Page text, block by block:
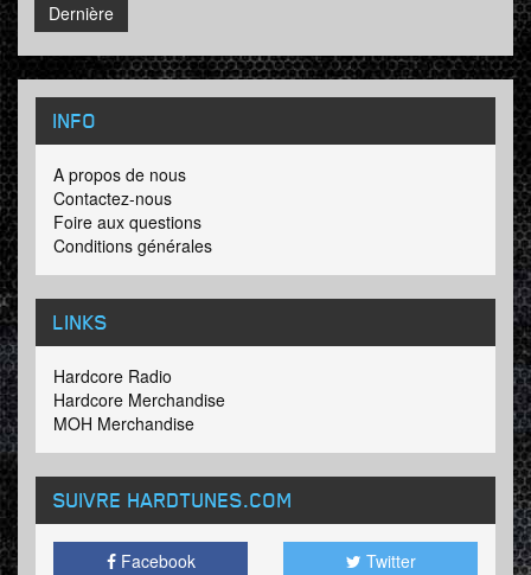
Dernière
INFO
A propos de nous
Contactez-nous
Foire aux questions
Conditions générales
LINKS
Hardcore Radio
Hardcore Merchandise
MOH Merchandise
SUIVRE HARDTUNES.COM
Facebook Twitter